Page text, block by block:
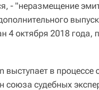
- "неразмещение
4 октября 2018
выступает в процессе
союза судебных